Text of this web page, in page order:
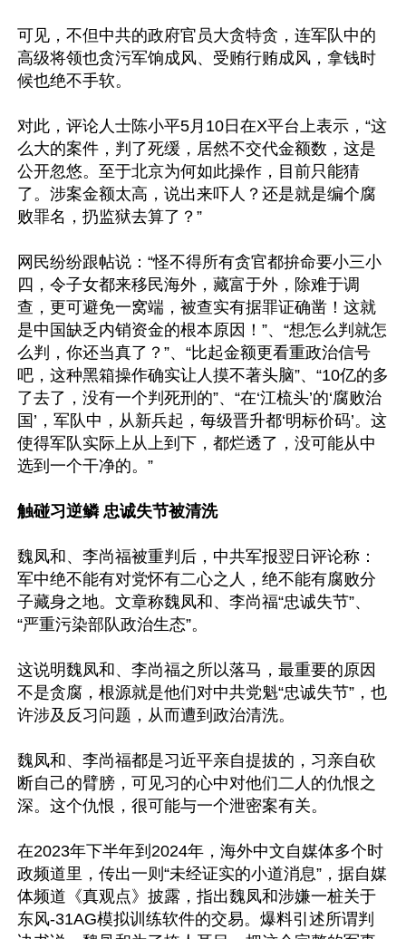
可见，不但中共的政府官员大贪特贪，连军队中的
高级将领也贪污军饷成风、受贿行贿成风，拿钱时
候也绝不手软。
对此，评论人士陈小平5月10日在X平台上表示，“这
么大的案件，判了死缓，居然不交代金额数，这是
公开忽悠。至于北京为何如此操作，目前只能猜
了。涉案金额太高，说出来吓人？还是就是编个腐
败罪名，扔监狱去算了？”
网民纷纷跟帖说：“怪不得所有贪官都拚命要小三小
四，令子女都来移民海外，藏富于外，除难于调
查，更可避免一窝端，被查实有据罪证确凿！这就
是中国缺乏内销资金的根本原因！”、“想怎么判就怎
么判，你还当真了？”、“比起金额更看重政治信号
吧，这种黑箱操作确实让人摸不著头脑”、“10亿的多
了去了，没有一个判死刑的”、“在‘江梳头’的‘腐败治
国’，军队中，从新兵起，每级晋升都‘明标价码’。这
使得军队实际上从上到下，都烂透了，没可能从中
选到一个干净的。”
触碰习逆鳞 忠诚失节被清洗
魏凤和、李尚福被重判后，中共军报翌日评论称：
军中绝不能有对党怀有二心之人，绝不能有腐败分
子藏身之地。文章称魏凤和、李尚福“忠诚失节”、
“严重污染部队政治生态”。
这说明魏凤和、李尚福之所以落马，最重要的原因
不是贪腐，根源就是他们对中共党魁“忠诚失节”，也
许涉及反习问题，从而遭到政治清洗。
魏凤和、李尚福都是习近平亲自提拔的，习亲自砍
断自己的臂膀，可见习的心中对他们二人的仇恨之
深。这个仇恨，很可能与一个泄密案有关。
在2023年下半年到2024年，海外中文自媒体多个时
政频道里，传出一则“未经证实的小道消息”，据自媒
体频道《真观点》披露，指出魏凤和涉嫌一桩关于
东风-31AG模拟训练软件的交易。爆料引述所谓判